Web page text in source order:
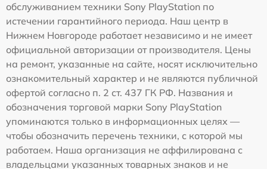
обслуживанием техники Sony PlayStation по
истечении гарантийного периода. Наш центр в
Нижнем Новгороде работает независимо и не имеет
официальной авторизации от производителя. Цены
на ремонт, указанные на сайте, носят исключительно
ознакомительный характер и не являются публичной
офертой согласно п. 2 ст. 437 ГК РФ. Названия и
обозначения торговой марки Sony PlayStation
упоминаются только в информационных целях —
чтобы обозначить перечень техники, с которой мы
работаем. Наша организация не аффилирована с
владельцами указанных товарных знаков и не